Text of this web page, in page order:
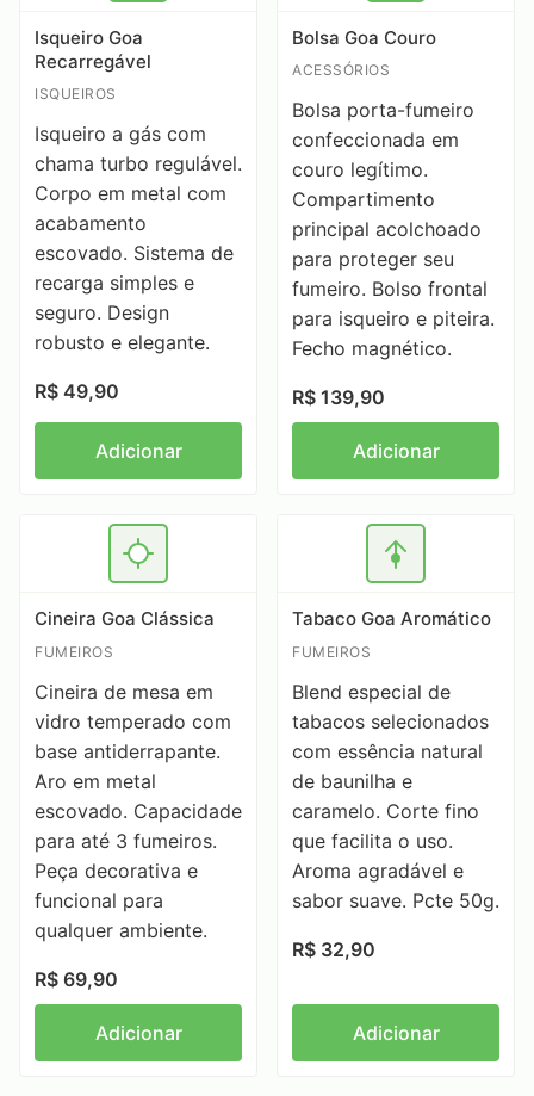
Isqueiro Goa
Recarregável
ISQUEIROS
Isqueiro a gás com
chama turbo regulável.
Corpo em metal com
acabamento
escovado. Sistema de
recarga simples e
seguro. Design
robusto e elegante.
R$ 49,90
Adicionar
Bolsa Goa Couro
ACESSÓRIOS
Bolsa porta-fumeiro
confeccionada em
couro legítimo.
Compartimento
principal acolchoado
para proteger seu
fumeiro. Bolso frontal
para isqueiro e piteira.
Fecho magnético.
R$ 139,90
Adicionar
Cineira Goa Clássica
FUMEIROS
Cineira de mesa em
vidro temperado com
base antiderrapante.
Aro em metal
escovado. Capacidade
para até 3 fumeiros.
Peça decorativa e
funcional para
qualquer ambiente.
R$ 69,90
Adicionar
Tabaco Goa Aromático
FUMEIROS
Blend especial de
tabacos selecionados
com essência natural
de baunilha e
caramelo. Corte fino
que facilita o uso.
Aroma agradável e
sabor suave. Pcte 50g.
R$ 32,90
Adicionar